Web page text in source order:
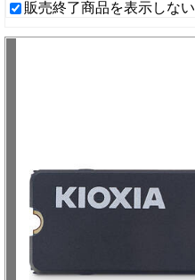
販売終了商品を表示しない